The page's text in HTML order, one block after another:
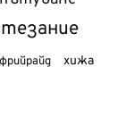
фрийрайд хижа